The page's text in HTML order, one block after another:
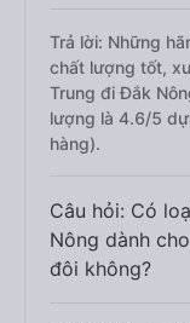
Trả lời: Những
chất lượng tốt,
Trung đi Đắk
lượng là 4.6/5
hàng).
Câu hỏi: Có
Nông dành
đôi không?